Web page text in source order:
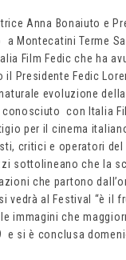
Anna Bonaiuto e
Montecatini Terme
Film Fedic che ha
il Presidente Fedic
evoluzione
conosciuto con Italia
per il cinema
critici e operatori
sottolineano che la
che partono
vedrà al Festival “è
immagini che
e si è conclusa